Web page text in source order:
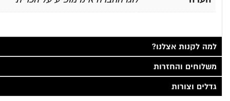
למה לקנות אצלנו?
משלוחים והחזרות
גדלים וצורות